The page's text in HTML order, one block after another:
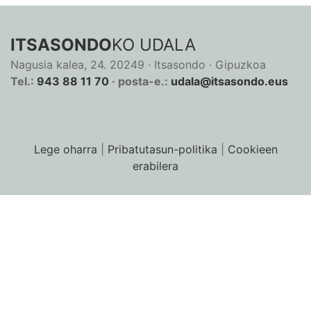
ITSASONDOKO UDALA
Nagusia kalea, 24. 20249 · Itsasondo · Gipuzkoa
Tel.: 943 88 11 70 · posta-e.: udala@itsasondo.eus
Lege oharra Pribatutasun-politika
Cookieen
erabilera